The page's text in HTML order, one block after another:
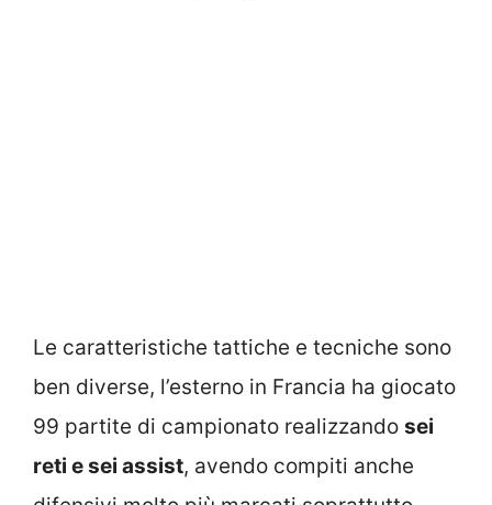
Le caratteristiche tattiche e tecniche sono
ben diverse, l’esterno in Francia ha giocato
99 partite di campionato realizzando sei
reti e sei assist, avendo compiti anche